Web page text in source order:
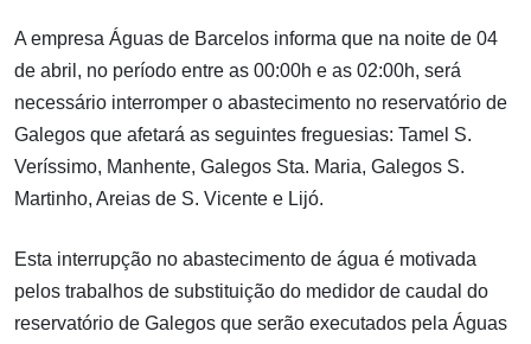
A empresa Águas de Barcelos informa que na noite de 04
de abril, no período entre as 00:00h e as 02:00h, será
necessário interromper o abastecimento no reservatório de
Galegos que afetará as seguintes freguesias: Tamel S.
Veríssimo, Manhente, Galegos Sta. Maria, Galegos S.
Martinho, Areias de S. Vicente e Lijó.
Esta interrupção no abastecimento de água é motivada
pelos trabalhos de substituição do medidor de caudal do
reservatório de Galegos que serão executados pela Águas